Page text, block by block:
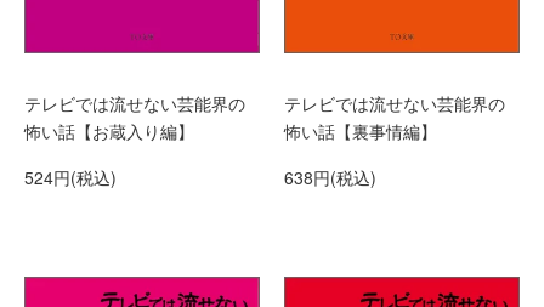
テレビでは流せない芸能界の
怖い話【お蔵入り編】
524円(税込)
テレビでは流せない芸能界の
怖い話【裏事情編】
638円(税込)